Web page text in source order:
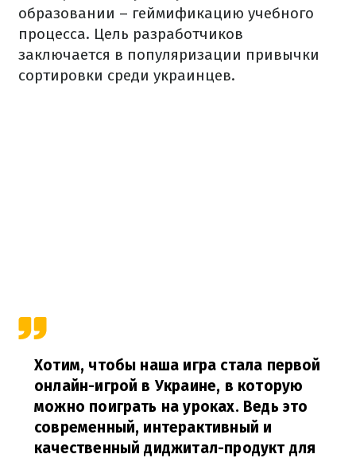
образовании – геймификацию учебного
процесса. Цель разработчиков
заключается в популяризации привычки
сортировки среди украинцев.
Хотим, чтобы наша игра стала первой
онлайн-игрой в Украине, в которую
можно поиграть на уроках. Ведь это
современный, интерактивный и
качественный диджитал-продукт для